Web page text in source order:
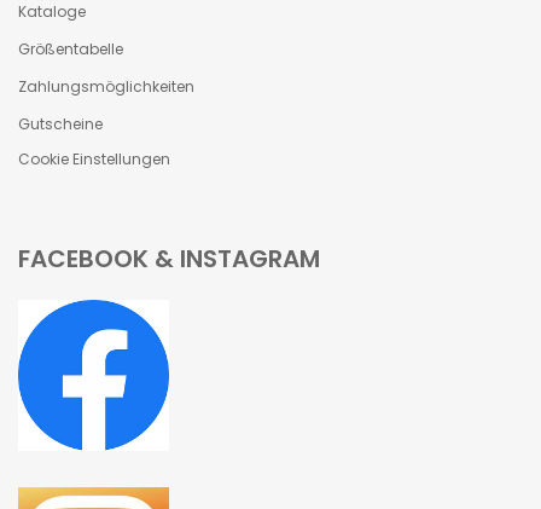
Kataloge
Größentabelle
Zahlungsmöglichkeiten
Gutscheine
Cookie Einstellungen
FACEBOOK & INSTAGRAM